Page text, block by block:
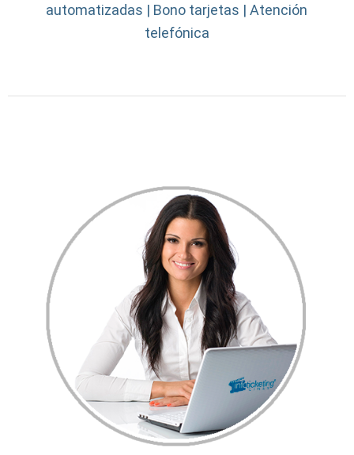
automatizadas | Bono tarjetas | Atención
telefónica